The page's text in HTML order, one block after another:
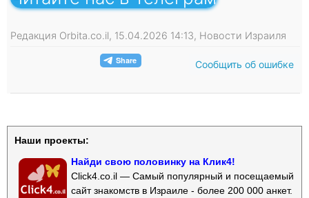
Редакция Orbita.co.il, 15.04.2026 14:13, Новости Израиля
Сообщить об ошибке
Наши проекты:
Найди свою половинку на Клик4!
Click4.co.il — Самый популярный и посещаемый
сайт знакомств в Израиле - более 200 000 анкет.